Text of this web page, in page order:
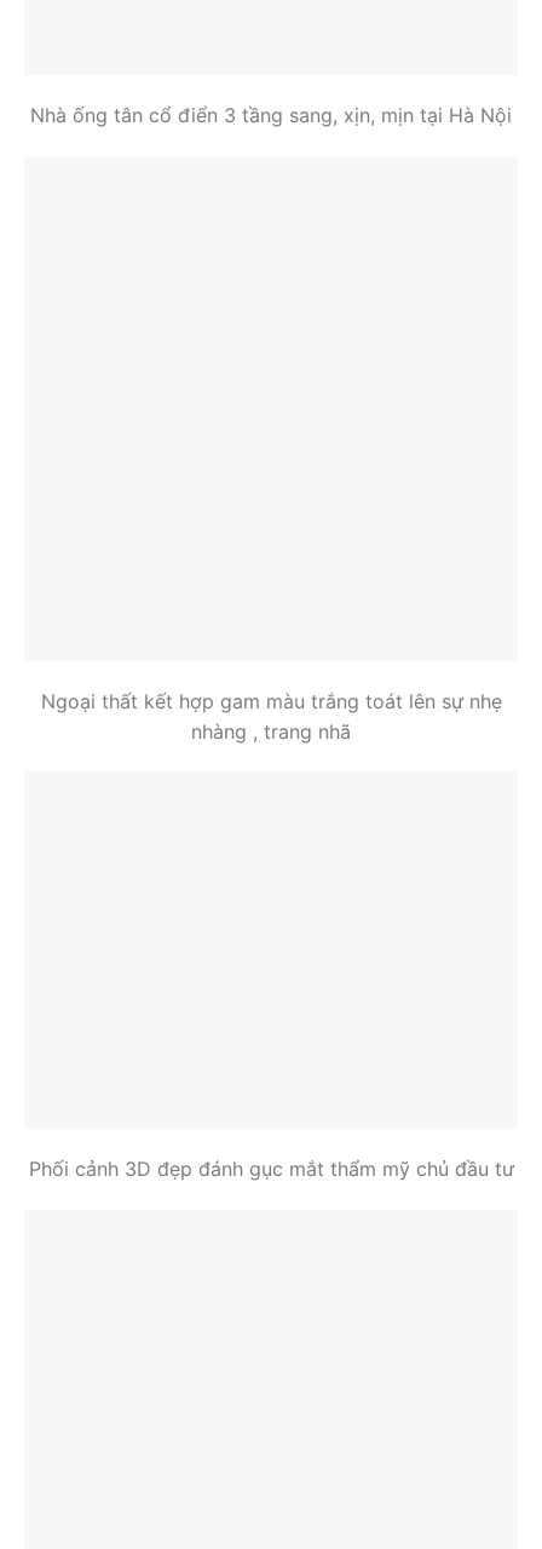
Nhà ống tân cổ điển 3 tầng sang, xịn, mịn tại Hà Nội
Ngoại thất kết hợp gam màu trắng toát lên sự nhẹ
nhàng , trang nhã
Phối cảnh 3D đẹp đánh gục mắt thẩm mỹ chủ đầu tư